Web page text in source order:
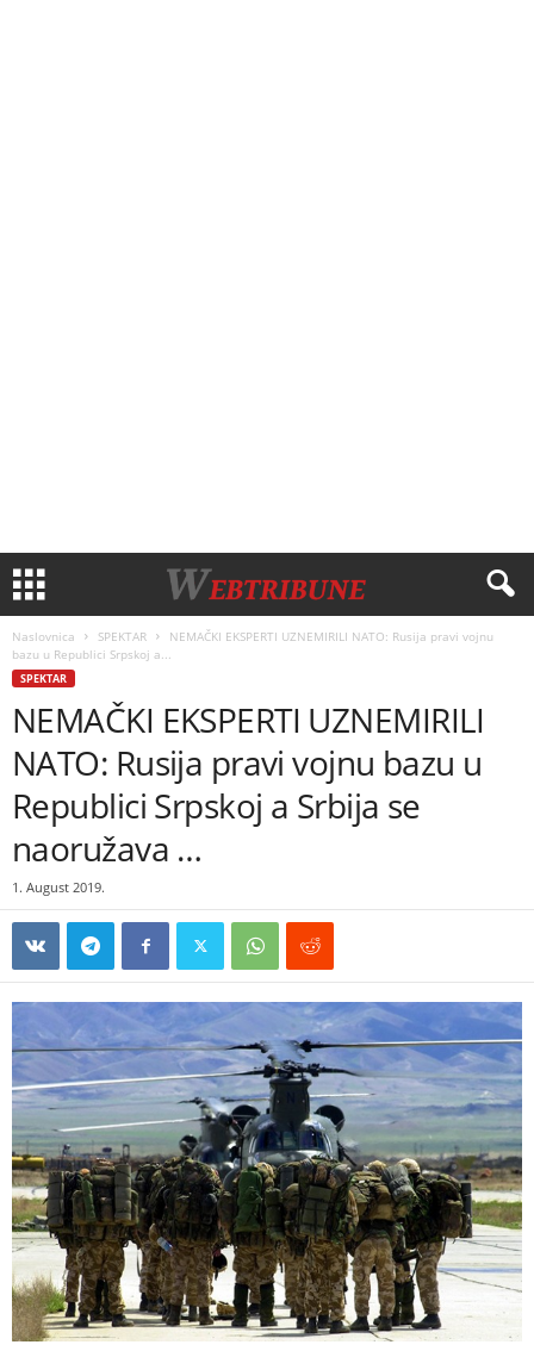
Naslovnica SPEKTAR
NEMAČKI EKSPERTI UZNEMIRILI NATO: Rusija pravi vojnu
bazu u Republici Srpskoj a...
SPEKTAR
NEMAČKI EKSPERTI UZNEMIRILI
NATO: Rusija pravi vojnu bazu u
Republici Srpskoj a Srbija se
naoružava …
1. August 2019.